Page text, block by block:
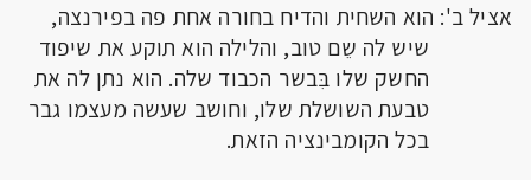
אציל ב': הוא השחית והדיח בחורה אחת פה בפירנצה,
שיש לה שֵם טוב, והלילה הוא תוקע את שיפוד
החשק שלו בִּבשר הכבוד שלה. הוא נתן לה את
טבעת השושלת שלו, וחושב שעשה מעצמו גבר
בכל הקומבינציה הזאת.